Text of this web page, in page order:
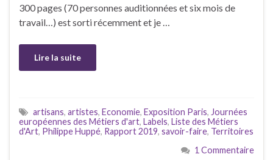
300 pages (70 personnes auditionnées et six mois de
travail…) est sorti récemment et je …
Lire la suite
artisans, artistes, Economie, Exposition Paris, Journées
européennes des Métiers d'art, Labels, Liste des Métiers
d'Art, Philippe Huppé, Rapport 2019, savoir-faire, Territoires
1 Commentaire